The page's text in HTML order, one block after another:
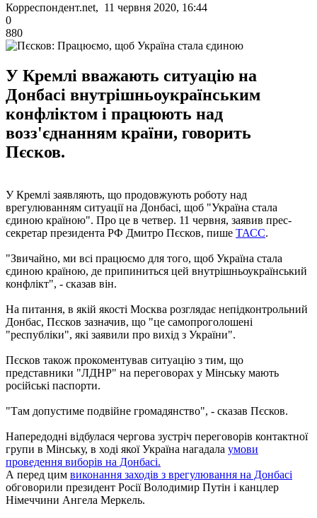
Корреспондент.net, 11 червня 2020, 16:44
0
880
У Кремлі вважають ситуацію на
Донбасі внутрішньоукраїнським
конфліктом і працюють над
возз'єднанням країни, говорить
Пєсков.
У Кремлі заявляють, що продовжують роботу над
врегулюванням ситуації на Донбасі, щоб "Україна стала
єдиною країною". Про це в четвер. 11 червня, заявив прес-
секретар президента РФ Дмитро Пєсков, пише ТАСС.
"Звичайно, ми всі працюємо для того, щоб Україна стала
єдиною країною, де припиниться цей внутрішньоукраїнський
конфлікт", - сказав він.
На питання, в якій якості Москва розглядає непідконтрольний
Донбас, Пєсков зазначив, що "це самопроголошені
"республіки", які заявили про вихід з України".
Пєсков також прокоментував ситуацію з тим, що
представники "ЛДНР" на переговорах у Мінську мають
російські паспорти.
"Там допустиме подвійне громадянство", - сказав Пєсков.
Напередодні відбулася чергова зустріч переговорів контактної
групи в Мінську, в ході якої Україна нагадала умови
проведення виборів на Донбасі.
А перед цим виконання заходів з врегулювання на Донбасі
обговорили президент Росії Володимир Путін і канцлер
Німеччини Ангела Меркель.